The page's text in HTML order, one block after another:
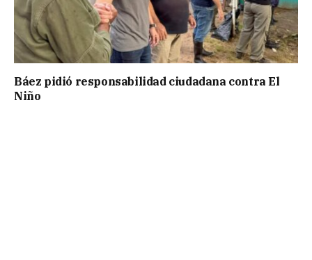
Báez pidió responsabilidad ciudadana contra El
Niño